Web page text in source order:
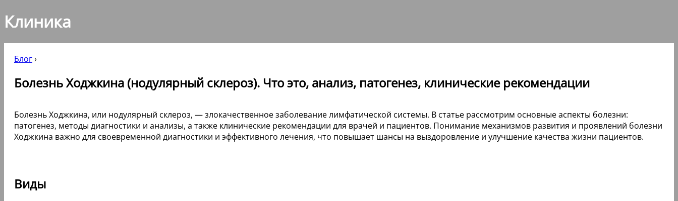
Клиника
Блог›
Болезнь Ходжкина (нодулярный склероз). Что это, анализ, патогенез, клинические рекомендации
Болезнь Ходжкина, или нодулярный склероз, — злокачественное заболевание лимфатической системы. В статье рассмотрим основные аспекты болезни:
патогенез, методы диагностики и анализы, а также клинические рекомендации для врачей и пациентов. Понимание механизмов развития и проявлений болезни
Ходжкина важно для своевременной диагностики и эффективного лечения, что повышает шансы на выздоровление и улучшение качества жизни пациентов.
Виды